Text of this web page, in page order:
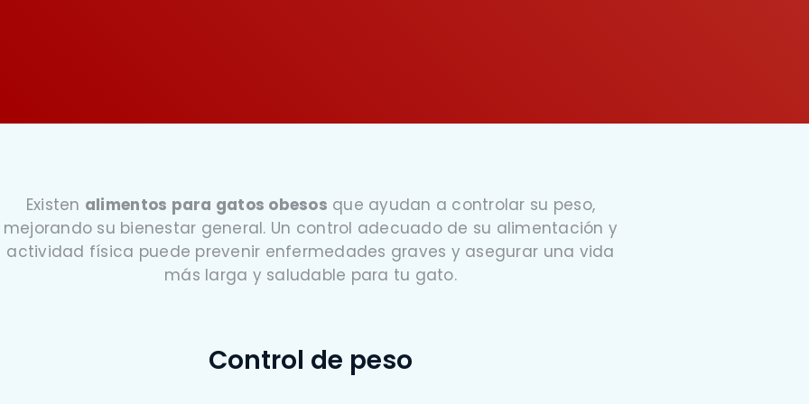
Existen alimentos para gatos obesos que ayudan a controlar su peso,
mejorando su bienestar general. Un control adecuado de su alimentación y
actividad física puede prevenir enfermedades graves y asegurar una vida
más larga y saludable para tu gato.
Control de peso